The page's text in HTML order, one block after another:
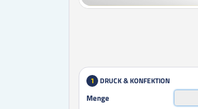
1 DRUCK & KONFEKTION
Menge